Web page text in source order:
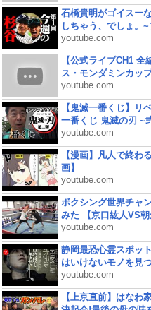
石橋貴明がゴイスー
しちゃう、でしょ。
youtube.com
【公式ライブCH1
ス・モンダミンカッ
youtube.com
【鬼滅一番くじ】リ
一番くじ 鬼滅の刃 ~
youtube.com
【漫画】凡人で終わ
画】
youtube.com
ボクシング世界チャ
みた 【京口紘人VS
youtube.com
静岡最恐心霊スポッ
はいけないモノを見
youtube.com
【上京直前】はなわ